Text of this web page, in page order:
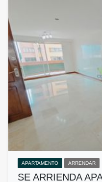
APARTAMENTO ARRENDAR
SE ARRIENDA